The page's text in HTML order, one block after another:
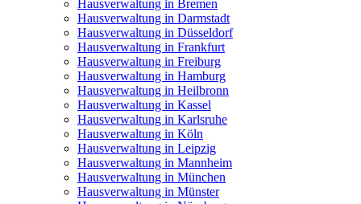
Hausverwaltung in Bremen
Hausverwaltung in Darmstadt
Hausverwaltung in Düsseldorf
Hausverwaltung in Frankfurt
Hausverwaltung in Freiburg
Hausverwaltung in Hamburg
Hausverwaltung in Heilbronn
Hausverwaltung in Kassel
Hausverwaltung in Karlsruhe
Hausverwaltung in Köln
Hausverwaltung in Leipzig
Hausverwaltung in Mannheim
Hausverwaltung in München
Hausverwaltung in Münster